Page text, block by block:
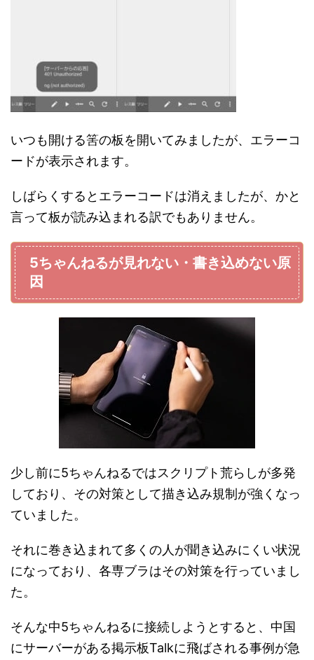
いつも開ける筈の板を開いてみましたが、エラーコ
ードが表示されます。
しばらくするとエラーコードは消えましたが、かと
言って板が読み込まれる訳でもありません。
5ちゃんねるが見れない・書き込めない原
因
少し前に5ちゃんねるではスクリプト荒らしが多発
しており、その対策として描き込み規制が強くなっ
ていました。
それに巻き込まれて多くの人が聞き込みにくい状況
になっており、各専ブラはその対策を行っていまし
た。
そんな中5ちゃんねるに接続しようとすると、中国
にサーバーがある掲示板Talkに飛ばされる事例が急